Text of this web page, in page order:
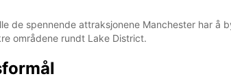
de spennende attraksjonene Manchester har
områdene rundt Lake District.